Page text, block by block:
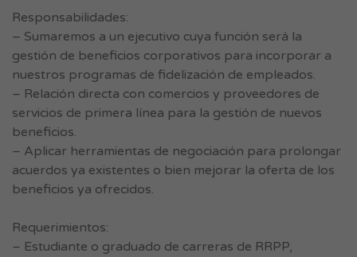
Responsabilidades:
– Sumaremos a un ejecutivo cuya función será la
gestión de beneficios corporativos para incorporar a
nuestros programas de fidelización de empleados.
– Relación directa con comercios y proveedores de
servicios de primera línea para la gestión de nuevos
beneficios.
– Aplicar herramientas de negociación para prolongar
acuerdos ya existentes o bien mejorar la oferta de los
beneficios ya ofrecidos.
Requerimientos:
– Estudiante o graduado de carreras de RRPP,